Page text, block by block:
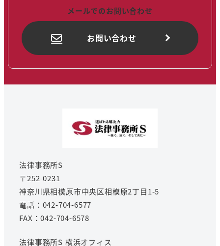
メールでのお問い合わせ
お問い合わせ
法律事務所S
〒252-0231
神奈川県相模原市中央区相模原2丁目1-5
電話：042-704-6577
FAX：042-704-6578
法律事務所S 横浜オフィス